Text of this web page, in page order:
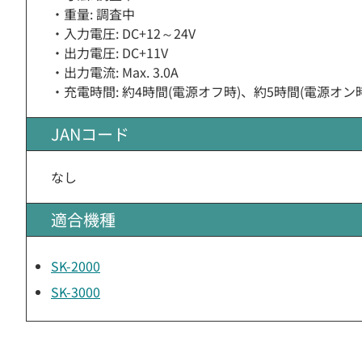
・重量: 調査中
・入力電圧: DC+12～24V
・出力電圧: DC+11V
・出力電流: Max. 3.0A
・充電時間: 約4時間(電源オフ時)、約5時間(電源オン
JANコード
なし
適合機種
SK-2000
SK-3000